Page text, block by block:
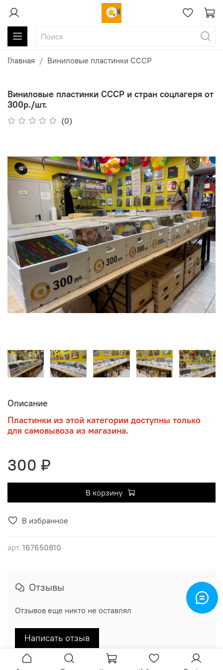
Главная Виниловые пластинки СССР
Виниловые пластинки СССР и стран соцлагеря от
300р./шт.
(0)
В избранное
арт. 167650810
Описание
Пластинки из этой категории доступны только
для самовывоза из магазина.
300 ₽
В корзину
Отзывы
Отзывов еще никто не оставлял
Написать отзыв